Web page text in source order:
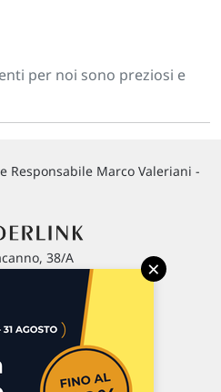
per noi sono preziosi e
Responsabile Marco Valeriani -
38/A
452 460 401
e segnalazioni
×